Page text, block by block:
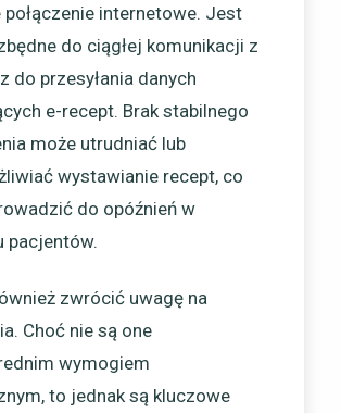
połączenie internetowe. Jest
do ciągłej komunikacji z
do przesyłania danych
e-recept. Brak stabilnego
może utrudniać lub
wystawianie recept, co
do opóźnień w
pacjentów.
zwrócić uwagę na
Choć nie są one
wymogiem
to jednak są kluczowe